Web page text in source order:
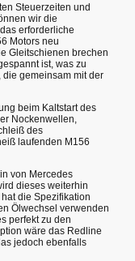
Steuerzeiten und
wir die
erforderliche
Motors neu
Gleitschienen brechen
ist, was zu
die gemeinsam mit der
beim Kaltstart des
Nockenwellen,
des
laufenden M156
von Mercedes
dieses weiterhin
die Spezifikation
Ölwechsel verwenden
perfekt zu den
wäre das Redline
jedoch ebenfalls